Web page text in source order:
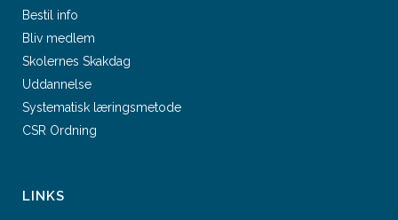
Bestil info
Bliv medlem
Skolernes Skakdag
Uddannelse
Systematisk læringsmetode
CSR Ordning
LINKS